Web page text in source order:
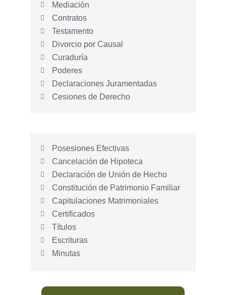
Mediación
Contratos
Testamento
Divorcio por Causal
Curaduría
Poderes
Declaraciones Juramentadas
Cesiones de Derecho
Posesiones Efectivas
Cancelación de Hipoteca
Declaración de Unión de Hecho
Constitución de Patrimonio Familiar
Capitulaciones Matrimoniales
Certificados
Títulos
Escrituras
Minutas